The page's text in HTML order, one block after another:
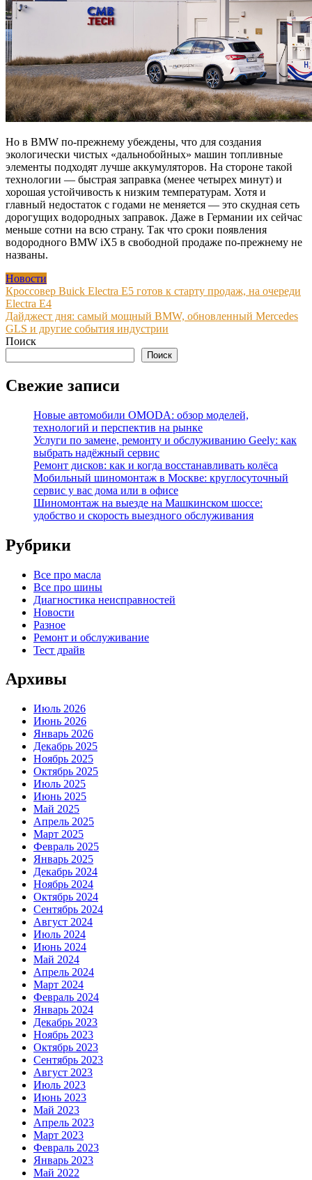
Но в BMW по-прежнему убеждены, что для создания
экологически чистых «дальнобойных» машин топливные
элементы подходят лучше аккумуляторов. На стороне такой
технологии — быстрая заправка (менее четырех минут) и
хорошая устойчивость к низким температурам. Хотя и
главный недостаток с годами не меняется — это скудная сеть
дорогущих водородных заправок. Даже в Германии их сейчас
меньше сотни на всю страну. Так что сроки появления
водородного BMW iX5 в свободной продаже по-прежнему не
названы.
Новости
Навигация
по
записям
Кроссовер Buick Electra E5 готов к старту продаж, на очереди
Electra E4
Дайджест дня: самый мощный BMW, обновленный Mercedes
GLS и другие события индустрии
Поиск
Поиск
Свежие записи
Новые автомобили OMODA: обзор моделей,
технологий и перспектив на рынке
Услуги по замене, ремонту и обслуживанию Geely: как
выбрать надёжный сервис
Ремонт дисков: как и когда восстанавливать колёса
Мобильный шиномонтаж в Москве: круглосуточный
сервис у вас дома или в офисе
Шиномонтаж на выезде на Машкинском шоссе:
удобство и скорость выездного обслуживания
Рубрики
Все про масла
Все про шины
Диагностика неисправностей
Новости
Разное
Ремонт и обслуживание
Тест драйв
Архивы
Июль 2026
Июнь 2026
Январь 2026
Декабрь 2025
Ноябрь 2025
Октябрь 2025
Июль 2025
Июнь 2025
Май 2025
Апрель 2025
Март 2025
Февраль 2025
Январь 2025
Декабрь 2024
Ноябрь 2024
Октябрь 2024
Сентябрь 2024
Август 2024
Июль 2024
Июнь 2024
Май 2024
Апрель 2024
Март 2024
Февраль 2024
Январь 2024
Декабрь 2023
Ноябрь 2023
Октябрь 2023
Сентябрь 2023
Август 2023
Июль 2023
Июнь 2023
Май 2023
Апрель 2023
Март 2023
Февраль 2023
Январь 2023
Май 2022